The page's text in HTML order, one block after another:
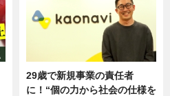
29歳で新規事業の責任者
に！“個の力から社会の仕様を